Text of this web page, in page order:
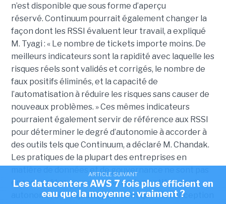
n’est disponible que sous forme d’aperçu
réservé. Continuum pourrait également changer la
façon dont les RSSI évaluent leur travail, a expliqué
M. Tyagi : « Le nombre de tickets importe moins. De
meilleurs indicateurs sont la rapidité avec laquelle les
risques réels sont validés et corrigés, le nombre de
faux positifs éliminés, et la capacité de
l’automatisation à réduire les risques sans causer de
nouveaux problèmes. »Ces mêmes indicateurs
pourraient également servir de référence aux RSSI
pour déterminer le degré d’autonomie à accorder à
des outils tels que Continuum, a déclaré M. Chandak.
Les pratiques de la plupart des entreprises en
matière de données et de gouvernance ne sont pas
encore prêtes pour une correction entièrement
autonome, a-t-il ajouté, précisant que « la conception
ARTICLE SUIVANT
Les datacenters AWS 7 fois plus efficient en
eau que la moyenne : vraiment ?